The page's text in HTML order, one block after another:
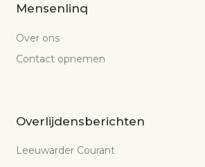
Mensenlinq
Over ons
Contact opnemen
Overlijdensberichten
Leeuwarder Courant